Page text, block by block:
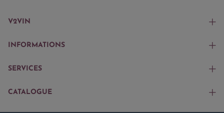
V2VIN
INFORMATIONS
SERVICES
CATALOGUE